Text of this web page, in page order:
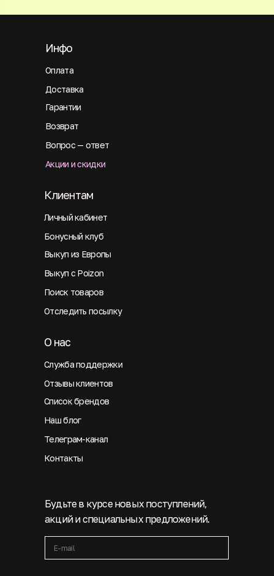
Оплата
Инфо
Будьте в курсе новых поступлений,
акций и специальных предложений.
Доставка
Гарантии
Возврат
Вопрос — ответ
Акции и скидки
Личный кабинет
Клиентам
Бонусный клуб
Выкуп из Европы
Выкуп с Poizon
Поиск товаров
Отследить посылку
Служба поддержки
О нас
Отзывы клиентов
Список брендов
Наш блог
Телеграм-канал
Контакты